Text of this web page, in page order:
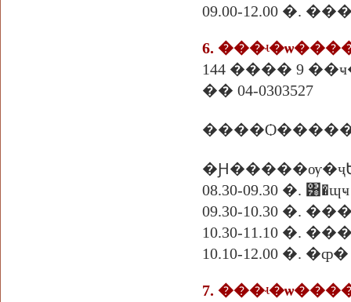
09.00-12.00 �.
6.
�� 04-0303527
08.30-09.30 �. ͸�ɰҹ
���������֡��
10.30-11.10 �.
10.10-12.00 �. �ȹ�
7.